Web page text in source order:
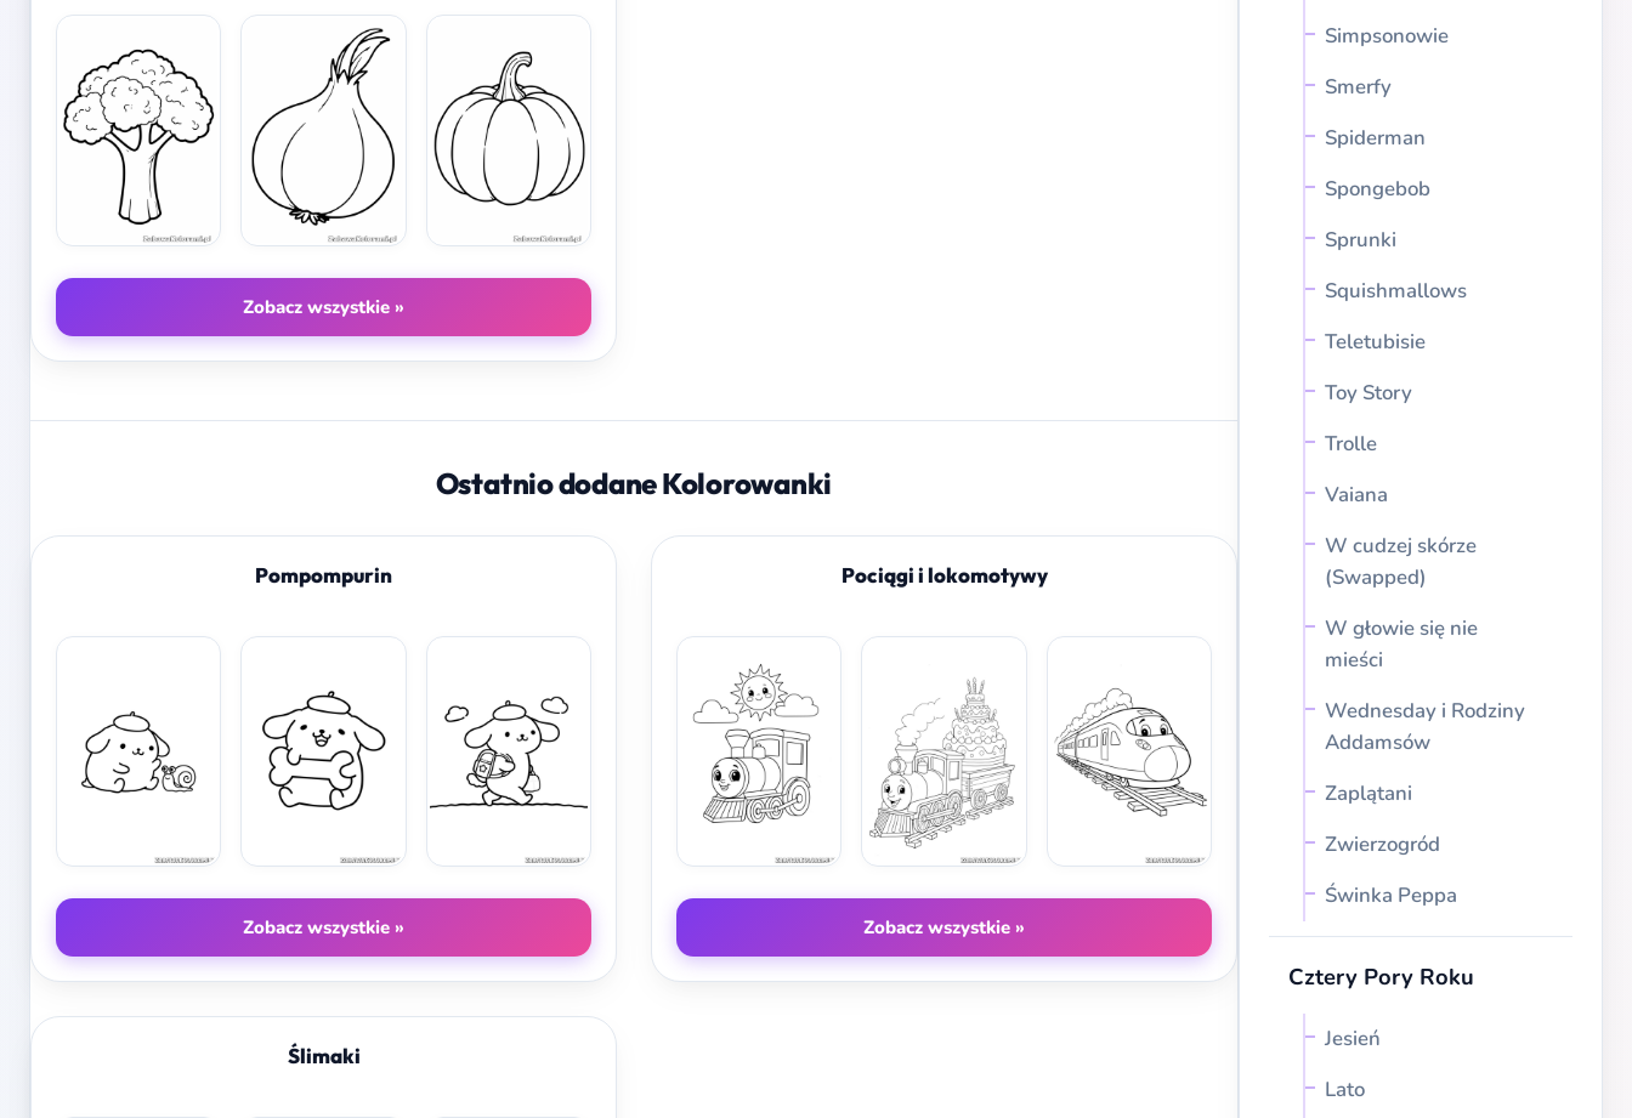
Simpsonowie
Smerfy
Spiderman
Spongebob
Sprunki
Squishmallows
Teletubisie
Toy Story
Trolle
Vaiana
W cudzej skórze
(Swapped)
W głowie się nie
mieści
Wednesday i Rodziny
Addamsów
Zaplątani
Zwierzogród
Świnka Peppa
Cztery Pory Roku
Jesień
Lato
Zobacz wszystkie »
Ostatnio dodane Kolorowanki
Pompompurin
Zobacz wszystkie »
Pociągi i lokomotywy
Zobacz wszystkie »
Ślimaki